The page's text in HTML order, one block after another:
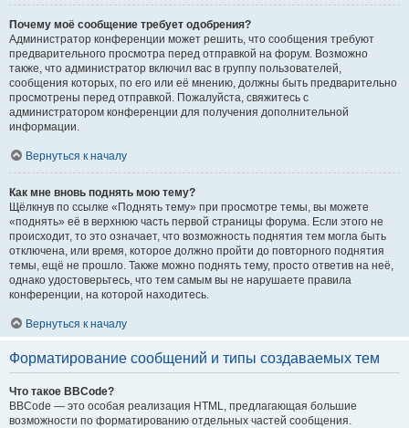
Почему моё сообщение требует одобрения?
Администратор конференции может решить, что сообщения требуют
предварительного просмотра перед отправкой на форум. Возможно
также, что администратор включил вас в группу пользователей,
сообщения которых, по его или её мнению, должны быть предварительно
просмотрены перед отправкой. Пожалуйста, свяжитесь с
администратором конференции для получения дополнительной
информации.
Вернуться к началу
Как мне вновь поднять мою тему?
Щёлкнув по ссылке «Поднять тему» при просмотре темы, вы можете
«поднять» её в верхнюю часть первой страницы форума. Если этого не
происходит, то это означает, что возможность поднятия тем могла быть
отключена, или время, которое должно пройти до повторного поднятия
темы, ещё не прошло. Также можно поднять тему, просто ответив на неё,
однако удостоверьтесь, что тем самым вы не нарушаете правила
конференции, на которой находитесь.
Вернуться к началу
Форматирование сообщений и типы создаваемых тем
Что такое BBCode?
BBCode — это особая реализация HTML, предлагающая большие
возможности по форматированию отдельных частей сообщения.